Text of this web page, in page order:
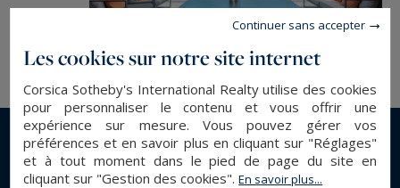
En savoir plus...
Les cookies sur notre site internet
Corsica Sotheby's International Realty utilise des cookies
pour personnaliser le contenu et vous offrir une
expérience sur mesure. Vous pouvez gérer vos
préférences et en savoir plus en cliquant sur "Réglages"
et à tout moment dans le pied de page du site en
cliquant sur "Gestion des cookies".En savoir plus...
Continuer sans accepter